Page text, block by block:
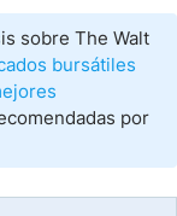
sobre The Walt
bursátiles
por